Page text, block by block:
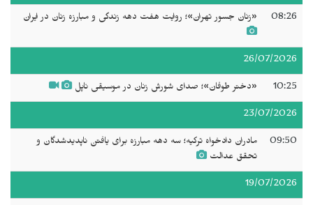
08:26 «زنان جسور تهران»؛ روایت هفت دهه زندگی و مبارزه زنان در ایران
26/07/2026
10:25 «دختر طوفان»؛ صدای شورش زنان در موسیقی ناپل
23/07/2026
09:50
مادران دادخواه ترکیه؛ سه دهه مبارزه برای یافتن ناپدیدشدگان و
تحقق عدالت
19/07/2026